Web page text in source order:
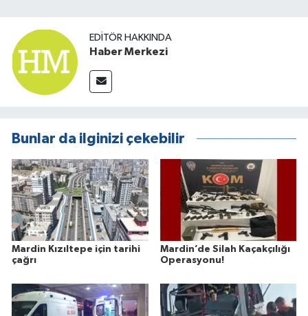
EDITÖR HAKKINDA
Haber Merkezi
Bunlar da ilginizi çekebilir
Mardin Kızıltepe için tarihi
çağrı
Mardin’de Silah Kaçakçılığı
Operasyonu!